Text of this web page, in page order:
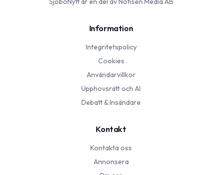
Information
Integritetspolicy
Cookies
Användarvillkor
Upphovsrätt och AI
Debatt & Insändare
Kontakt
Kontakta oss
Annonsera